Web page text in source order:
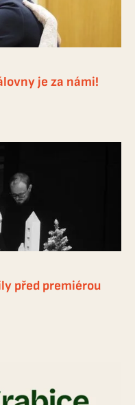
je za námi!
před premiérou